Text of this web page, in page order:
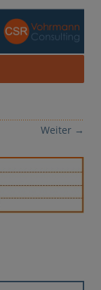
Natur
Weiter →